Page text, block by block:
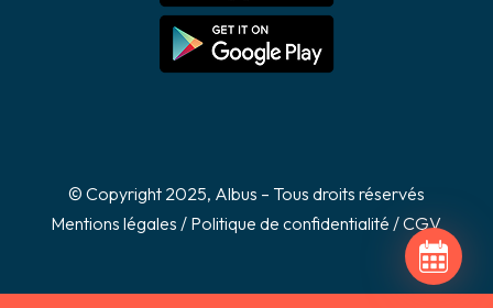
© Copyright 2025, Albus – Tous droits réservés
Mentions légales / Politique de confidentialité /CGV